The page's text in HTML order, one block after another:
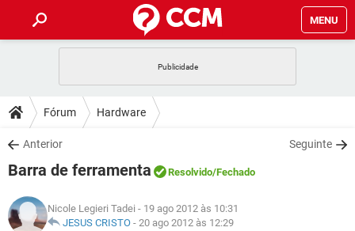
MENU
CELULAR
OUTLOOK
INSTAGRAM GMAIL
GUIA DE COMPRAS
DICAS
JOGOS
INSTAGRAM GMAIL
DOWNLOADS
JOGOS WHATSAPP
CELULAR
OUTLOOK EXCEL
JOGOS WHATSAPP
GLOSSÁRIO
Fórum Hardware
Anterior Seguinte
Barra de ferramenta Resolvido/Fechado
Nicole Legieri Tadei - 19 ago 2012 às 10:31
JESUS CRISTO - 20 ago 2012 às 12:29